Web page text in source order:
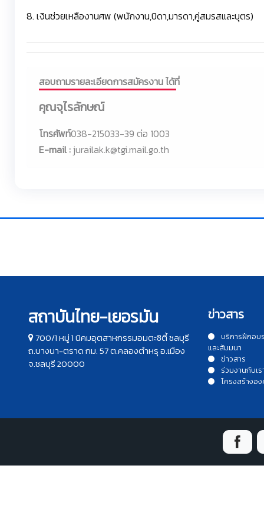
8. เงินช่วยเหลืองานศพ (พนักงาน,บิดา,มารดา,คู่สมรสและบุตร)
สอบถามรายละเอียดการสมัครงาน ได้ที่
คุณจุไรลักษณ์
โทรศัพท์038-215033-39 ต่อ 1003
E-mail :jurailak.k@tgi.mail.go.th
สถาบันไทย-เยอรมัน
700/1 หมู่ 1 นิคมอุตสาหกรรมอมตะซิตี้ ชลบุรี
ถ.บางนา-ตราด กม. 57 ต.คลองตำหรุ อ.เมือง
จ.ชลบุรี 20000
ข่าวสาร
บริการฝึกอบ
และสัมมนา
ข่าวสาร
ร่วมงานกับเร
โครงสร้างอ